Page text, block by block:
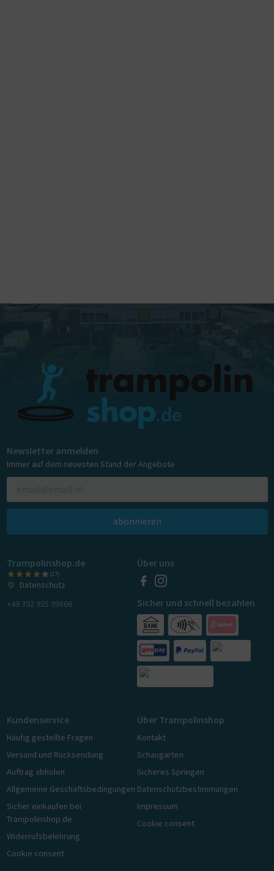
Newsletter anmelden
Immer auf dem neuesten Stand der Angebote
abonnieren
Trampolinshop.de
(27)
Datenschutz
+49 392 925 99866
Über uns
Sicher und schnell bezahlen
Kundenservice
Häufig gestellte Fragen
Versand und Rücksendung
Auftrag abholen
Allgemeine Geschäftsbedingungen
Sicher einkaufen bei
Trampolinshop.de
Widerrufsbelehrung
Cookie consent
Über Trampolinshop
Kontakt
Schaugarten
Sicheres Springen
Datenschutzbestimmungen
Impressum
Cookie consent